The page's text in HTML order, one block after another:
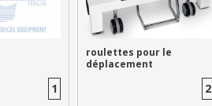
1
roulettes pour le
déplacement
2